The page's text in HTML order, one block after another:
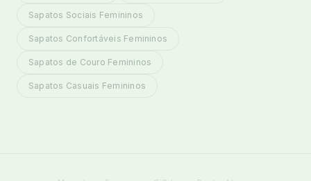
Sapatos Sociais Femininos
Sapatos Confortáveis Femininos
Sapatos de Couro Femininos
Sapatos Casuais Femininos